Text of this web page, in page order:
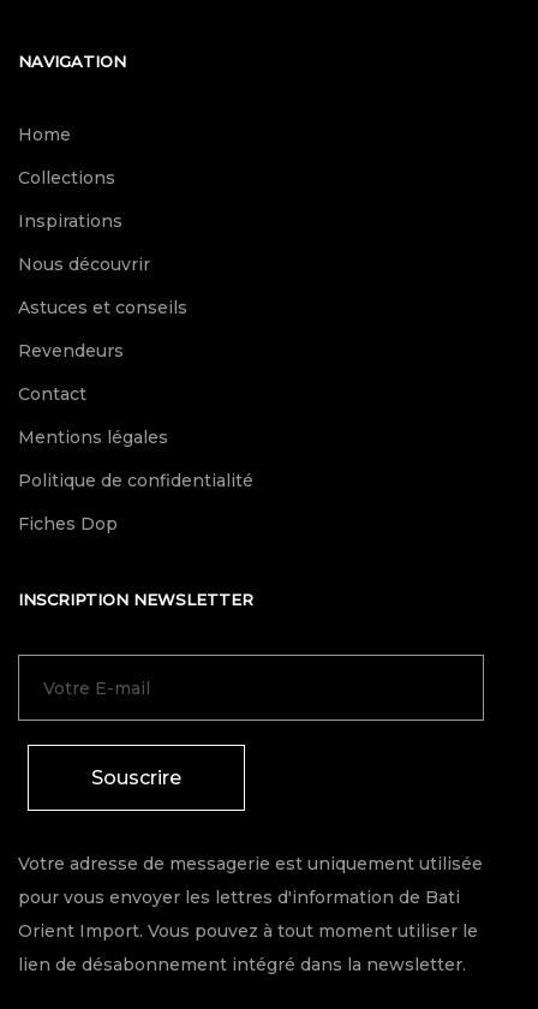
NAVIGATION
Home
Collections
Inspirations
Nous découvrir
Astuces et conseils
Revendeurs
Contact
Mentions légales
Politique de confidentialité
Fiches Dop
INSCRIPTION NEWSLETTER
Souscrire
Votre adresse de messagerie est uniquement utilisée
pour vous envoyer les lettres d'information de Bati
Orient Import. Vous pouvez à tout moment utiliser le
lien de désabonnement intégré dans la newsletter.